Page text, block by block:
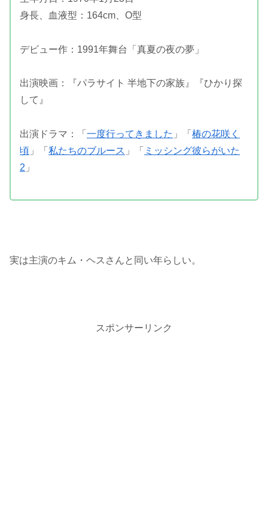
身長、血液型：164cm、O型
デビュー作：1991年舞台「真夏の夜の夢」
出演映画：『パラサイト 半地下の家族』『ひかり探
して』
出演ドラマ：「 一度行ってきました 」「 椿の花咲く
頃 」「 私たちのブルース 」「 ミッシング彼らがいた
2 」
実は主演のキム・ヘスさんと同い年らしい。
スポンサーリンク